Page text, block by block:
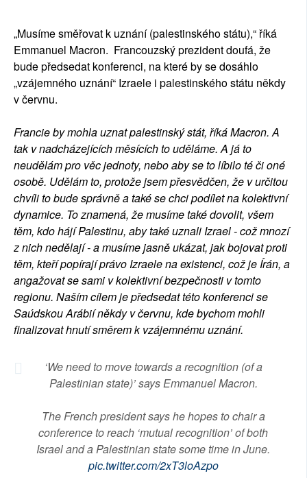
RUBRIKY
PLNÁ VERZE STRÁNEK
„Musíme směřovat k uznání (palestinského státu),“ říká
Emmanuel Macron. Francouzský prezident doufá, že
bude předsedat konferenci, na které by se dosáhlo
„vzájemného uznání“ Izraele i palestinského státu někdy
v červnu.
Francie by mohla uznat palestinský stát, říká Macron. A
tak v nadcházejících měsících to uděláme. A já to
neudělám pro věc jednoty, nebo aby se to líbilo té či oné
osobě. Udělám to, protože jsem přesvědčen, že v určitou
chvíli to bude správně a také se chci podílet na kolektivní
dynamice. To znamená, že musíme také dovolit, všem
těm, kdo hájí Palestinu, aby také uznali Izrael - což mnozí
z nich nedělají - a musíme jasně ukázat, jak bojovat proti
těm, kteří popírají právo Izraele na existenci, což je Írán, a
angažovat se sami v kolektivní bezpečnosti v tomto
regionu. Naším cílem je předsedat této konferenci se
Saúdskou Arábií někdy v červnu, kde bychom mohli
finalizovat hnutí směrem k vzájemnému uznání.
‘We need to move towards a recognition (of a
Palestinian state)’ says Emmanuel Macron.
The French president says he hopes to chair a
conference to reach ‘mutual recognition’ of both
Israel and a Palestinian state some time in June.
pic.twitter.com/2xT3loAzpo